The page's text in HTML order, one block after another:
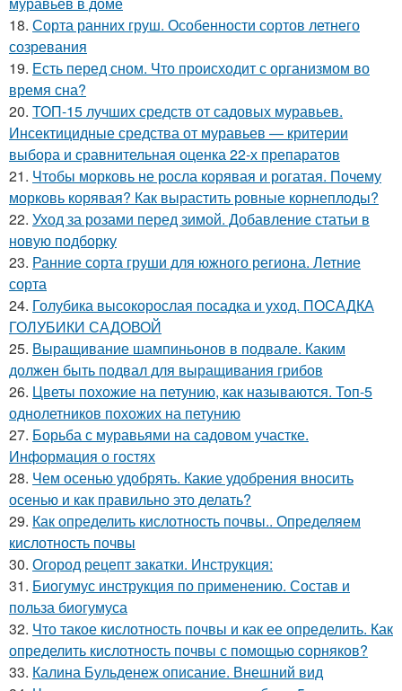
18. Сорта ранних груш. Особенности сортов летнего
созревания
19. Есть перед сном. Что происходит с организмом во
время сна?
20. ТОП-15 лучших средств от садовых муравьев.
Инсектицидные средства от муравьев — критерии
выбора и сравнительная оценка 22-х препаратов
21. Чтобы морковь не росла корявая и рогатая. Почему
морковь корявая? Как вырастить ровные корнеплоды?
22. Уход за розами перед зимой. Добавление статьи в
новую подборку
23. Ранние сорта груши для южного региона. Летние
сорта
24. Голубика высокорослая посадка и уход. ПОСАДКА
ГОЛУБИКИ САДОВОЙ
25. Выращивание шампиньонов в подвале. Каким
должен быть подвал для выращивания грибов
26. Цветы похожие на петунию, как называются. Топ-5
однолетников похожих на петунию
27. Борьба с муравьями на садовом участке.
Информация о гостях
28. Чем осенью удобрять. Какие удобрения вносить
осенью и как правильно это делать?
29. Как определить кислотность почвы.. Определяем
кислотность почвы
30. Огород рецепт закатки. Инструкция:
31. Биогумус инструкция по применению. Состав и
польза биогумуса
32. Что такое кислотность почвы и как ее определить. Как
определить кислотность почвы с помощью сорняков?
33. Калина Бульденеж описание. Внешний вид